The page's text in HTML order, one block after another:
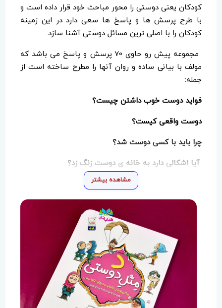
کودکان یعنی دوستی را محور مباحث خود قرار داده است و
با طرح پرسش ها و پاسخ ها سعی دارد در این زمینه
کودکان را با اصلی ترین مسائل دوستی آشنا سازد.
مجموعه پیش رو حاوی 70 پرسش و پاسخ می باشد که
مولف با بیانی ساده و روان آنها را مطرح ساخته است از
جمله:
فواید دوست خوب داشتن چیست؟
دوست واقعی کیست؟
چرا باید با کسی دوست شد؟
آیا اشکالی دارد به خانه ی دوست زنگ زد؟
زمانیکه دوستم غمگین بود، چطور خوش حالش کنم؟
آیا اشکالی دارد اصلا با کسی دوست نشویم؟ و…».
مشاهده بیشتر